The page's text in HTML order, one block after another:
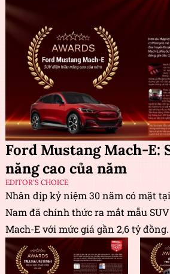
Ford Mustang Mach-E:
năng cao của năm
EDITOR'S CHOICE
Nhân dịp kỷ niệm 30 năm có mặt
Nam đã chính thức ra mắt mẫu
Mach-E với mức giá gần 2,6 tỷ đồng.